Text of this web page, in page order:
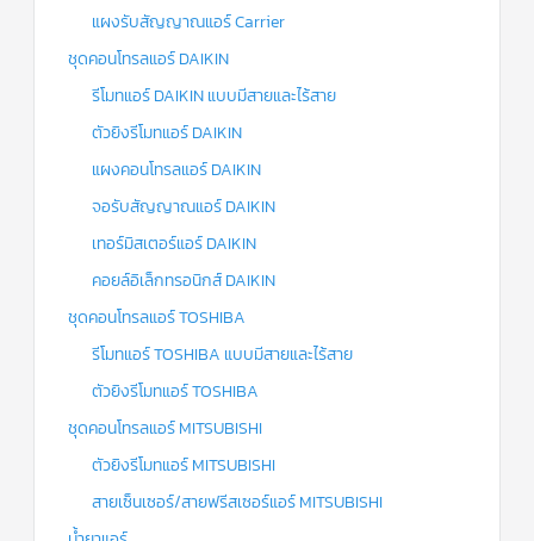
แผงรับสัญญาณแอร์ Carrier
ชุดคอนโทรลแอร์ DAIKIN
รีโมทแอร์ DAIKIN แบบมีสายและไร้สาย
ตัวยิงรีโมทแอร์ DAIKIN
แผงคอนโทรลแอร์ DAIKIN
จอรับสัญญาณแอร์ DAIKIN
เทอร์มิสเตอร์แอร์ DAIKIN
คอยล์อิเล็กทรอนิกส์ DAIKIN
ชุดคอนโทรลแอร์ TOSHIBA
รีโมทแอร์ TOSHIBA แบบมีสายและไร้สาย
ตัวยิงรีโมทแอร์ TOSHIBA
ชุดคอนโทรลแอร์ MITSUBISHI
ตัวยิงรีโมทแอร์ MITSUBISHI
สายเซ็นเซอร์/สายฟรีสเซอร์แอร์ MITSUBISHI